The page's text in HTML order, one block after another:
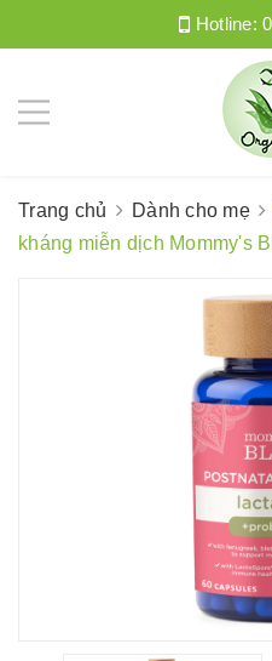
Hotline:
Trang chủ Dành cho mẹ
kháng miễn dịch Mommy's